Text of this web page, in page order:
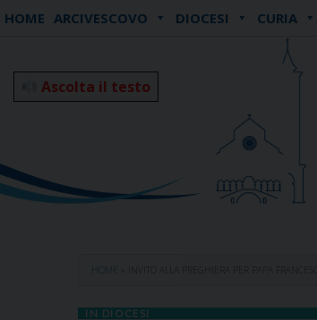
Skip
HOME ARCIVESCOVO DIOCESI CURIA
Ascolta il testo
HOME
IN DIOCESI